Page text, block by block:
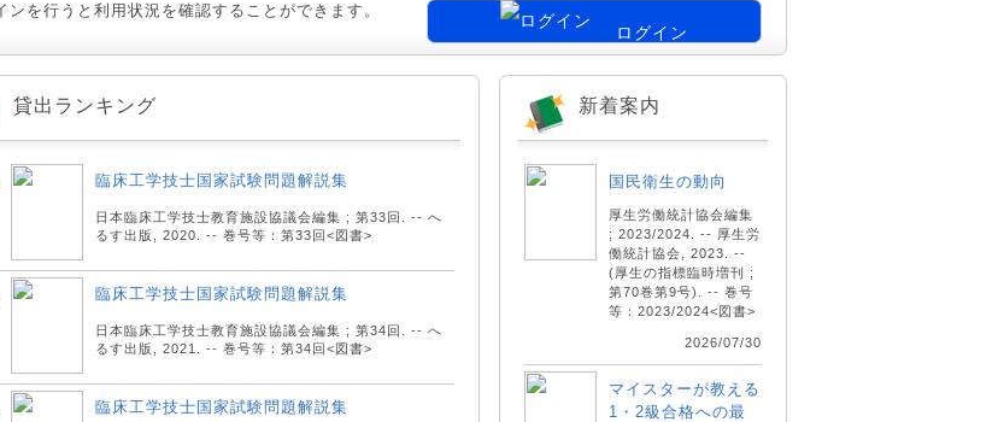
ログイン
ンを行うと利用状況を確認することができます。
貸出ランキング
臨床工学技士国家試験問題解説集
日本臨床工学技士教育施設協議会編集 ; 第33回. -- へ
るす出版, 2020. -- 巻号等：第33回<図書>
臨床工学技士国家試験問題解説集
日本臨床工学技士教育施設協議会編集 ; 第34回. -- へ
るす出版, 2021. -- 巻号等：第34回<図書>
臨床工学技士国家試験問題解説集
新着案内
国民衛生の動向
厚生労働統計協会編集
; 2023/2024. -- 厚生労
働統計協会, 2023. --
(厚生の指標臨時増刊 ;
第70巻第9号). -- 巻号
等：2023/2024<図書>
2026/07/30
マイスターが教える
1・2級合格への最